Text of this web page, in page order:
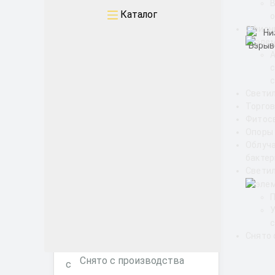
Каталог
Снято с производства